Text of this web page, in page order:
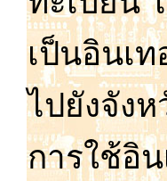
เป็นอินเท
ไปยังจังห
การใช้อิน